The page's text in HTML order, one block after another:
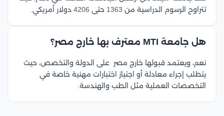
تتراوح الرسوم الدراسية من 1363 حتى 4206 دولار أمريكي.
هل جامعة MTI معترف بها خارج مصر؟
نعم، ويعتمد قبولها خارج مصر على الدولة والتخصص، حيث
يتطلب إجراء معادلة أو اجتياز اختبارات مهنية خاصة في
التخصصات العملية مثل الطب والهندسة.